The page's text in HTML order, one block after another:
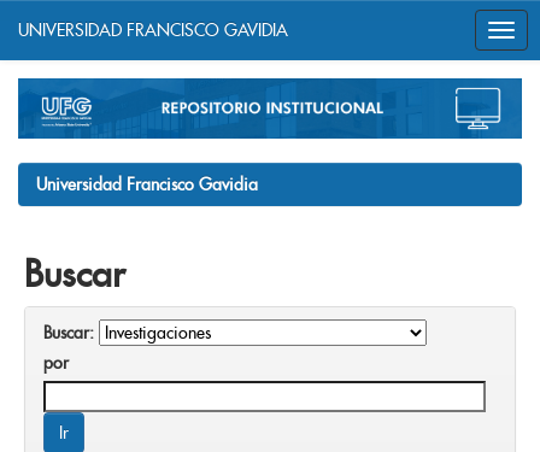
navigation
UNIVERSIDAD FRANCISCO GAVIDIA
Universidad Francisco Gavidia
Buscar
Buscar:
por